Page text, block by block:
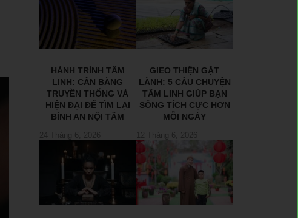
HÀNH TRÌNH TÂM
LINH: CÂN BẰNG
TRUYỀN THỐNG VÀ
HIỆN ĐẠI ĐỂ TÌM LẠI
BÌNH AN NỘI TÂM
24 Tháng 6, 2026
GIEO THIỆN GẶT
LÀNH: 5 CÂU CHUYỆN
TÂM LINH GIÚP BẠN
SỐNG TÍCH CỰC HƠN
MỖI NGÀY
12 Tháng 6, 2026